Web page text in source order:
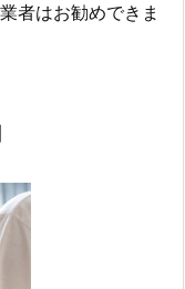
者はお勧めできま